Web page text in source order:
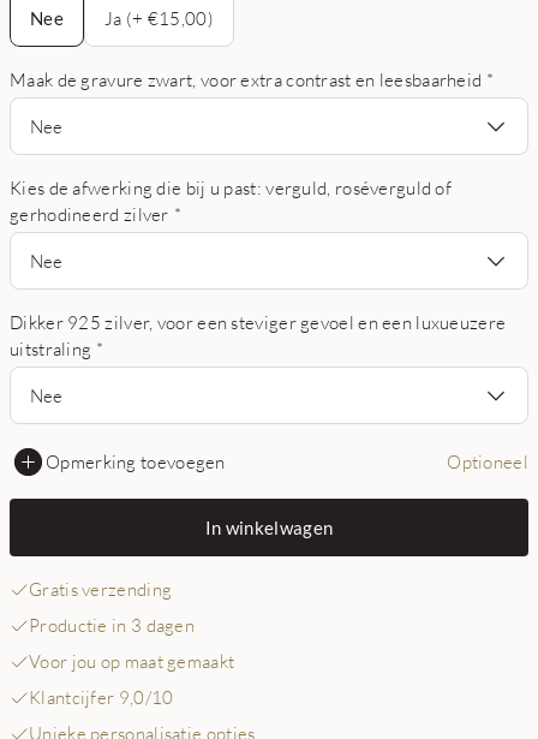
Nee
Ja (+ €15,00)
Maak de gravure zwart, voor extra contrast en leesbaarheid *
Nee
Kies de afwerking die bij u past: verguld, roséverguld of
gerhodineerd zilver *
Nee
Dikker 925 zilver, voor een steviger gevoel en een luxueuzere
uitstraling *
Nee
Opmerking toevoegen Optioneel
In winkelwagen
Gratis verzending
Productie in 3 dagen
Voor jou op maat gemaakt
Klantcijfer 9,0/10
Unieke personalisatie opties